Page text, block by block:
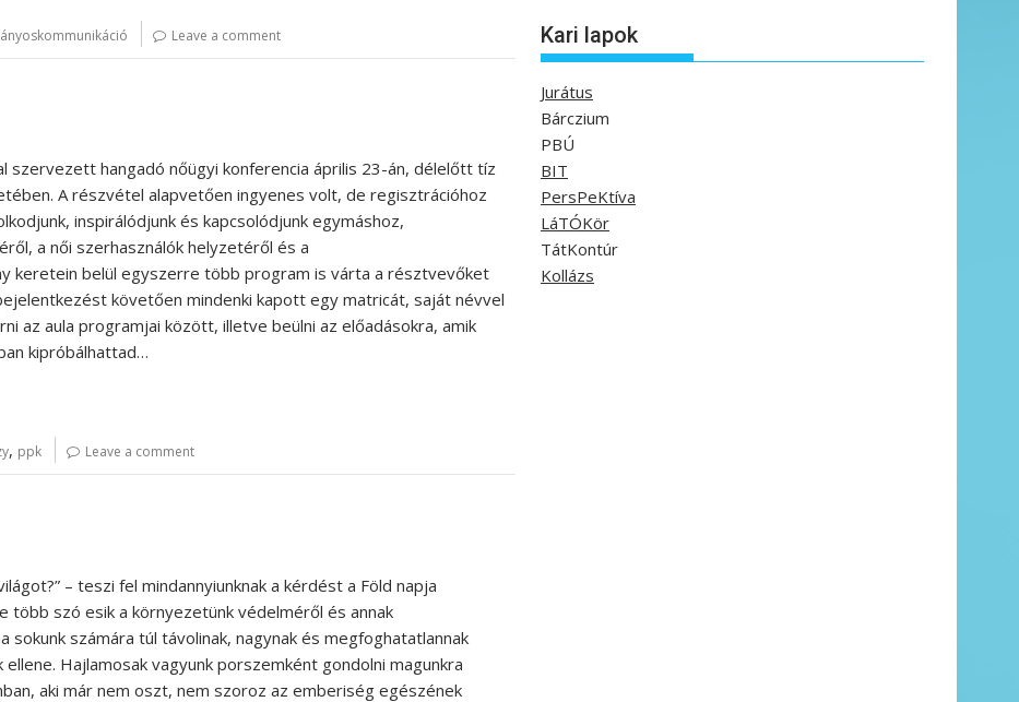
Leave a comment
szervezett hangadó nőügyi konferencia április 23-án, délelőtt tíz
A részvétel alapvetően ingyenes volt, de regisztrációhoz
inspirálódjunk és kapcsolódjunk egymáshoz,
a női szerhasználók helyzetéről és a
keretein belül egyszerre több program is várta a résztvevőket
követően mindenki kapott egy matricát, saját névvel
az aula programjai között, illetve beülni az előadásokra, amik
kipróbálhattad…
, ppk Leave a comment
– teszi fel mindannyiunknak a kérdést a Föld napja
több szó esik a környezetünk védelméről és annak
számára túl távolinak, nagynak és megfoghatatlannak
Hajlamosak vagyunk porszemként gondolni magunkra
aki már nem oszt, nem szoroz az emberiség egészének
Kari lapok
Jurátus
Bárczium
PBÚ
BIT
PersPeKtíva
LáTÓKör
TátKontúr
Kollázs